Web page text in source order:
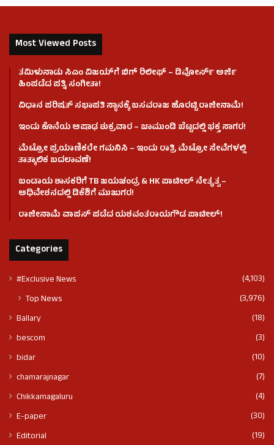
Most Viewed Posts
ತಮಿಳುನಾಡು ಸಿಎಂ ವಿಜಯ್‌ಗೆ ಬಿಗ್ ರಿಲೀಫ್ – ಡಿವೋರ್ಸ್ ಅರ್ಜಿ
ಹಿಂಪಡೆದ ಪತ್ನಿ ಸಂಗೀತಾ!
ವಿಧಾನ ಪರಿಷತ್ ಸಭಾಪತಿ ಸ್ಥಾನಕ್ಕೆ ಬಸವರಾಜ ಹೊರಟ್ಟಿ ರಾಜೀನಾಮೆ!
ಇಂದು ಕೊನೆಯ ಆಷಾಢ ಶುಕ್ರವಾರ – ಚಾಮುಂಡಿ ಬೆಟ್ಟದಲ್ಲಿ ಭಕ್ತ ಸಾಗರ!
ಮೆಟ್ರೋ ಪ್ರಯಾಣಿಕರೇ ಗಮನಿಸಿ – ಇಂದು ರಾತ್ರಿ ಮೆಟ್ರೋ ಸೇವೆಗಳಲ್ಲಿ
ತಾತ್ಕಾಲಿಕ ಬದಲಾವಣೆ!
ಬಂಡಾಯ ಶಾಸಕರಿಗೆ TB ಜಯಚಂದ್ರ & HK ಪಾಟೀಲ್ ನೇತೃತ್ವ –
ಅಧಿವೇಶನದಲ್ಲಿ ಡಿಕೆಶಿಗೆ ಮುಜುಗರ!
ರಾಜೀನಾಮೆ ವಾಪಸ್ ಪಡೆದ ಯಶವಂತರಾಯಗೌಡ ಪಾಟೀಲ್‌!
Categories
#Exclusive News (4,103)
Top News (3,976)
Ballary
(18)
bescom
(3)
bidar
(10)
chamarajnagar
(7)
Chikkamagaluru
(4)
E-paper
(30)
Editorial
(19)